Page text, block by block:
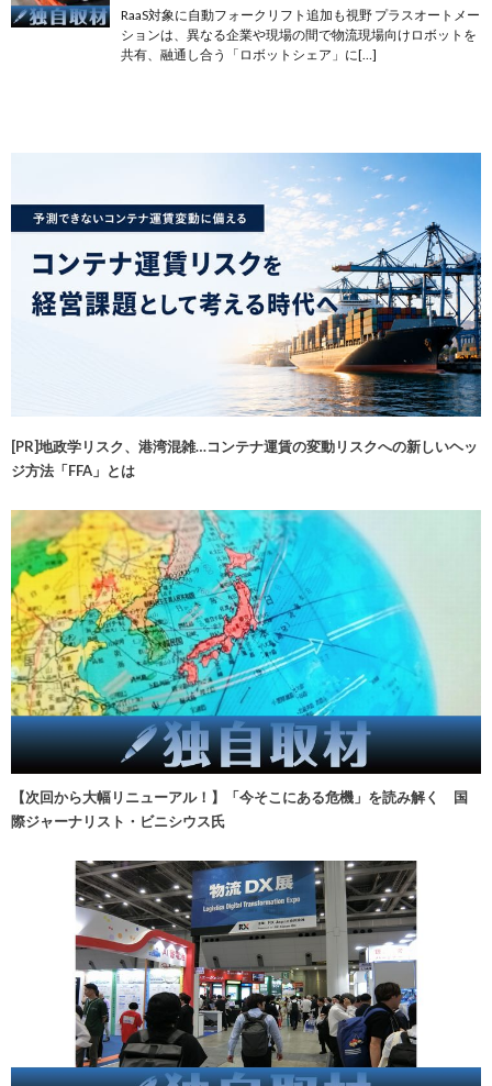
RaaS対象に自動フォークリフト追加も視野 プラスオートメー
ションは、異なる企業や現場の間で物流現場向けロボットを
共有、融通し合う「ロボットシェア」に[…]
[PR]地政学リスク、港湾混雑…コンテナ運賃の変動リスクへの新しいヘッ
ジ方法「FFA」とは
【次回から大幅リニューアル！】「今そこにある危機」を読み解く 国
際ジャーナリスト・ビニシウス氏